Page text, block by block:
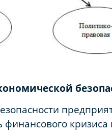
кризиса